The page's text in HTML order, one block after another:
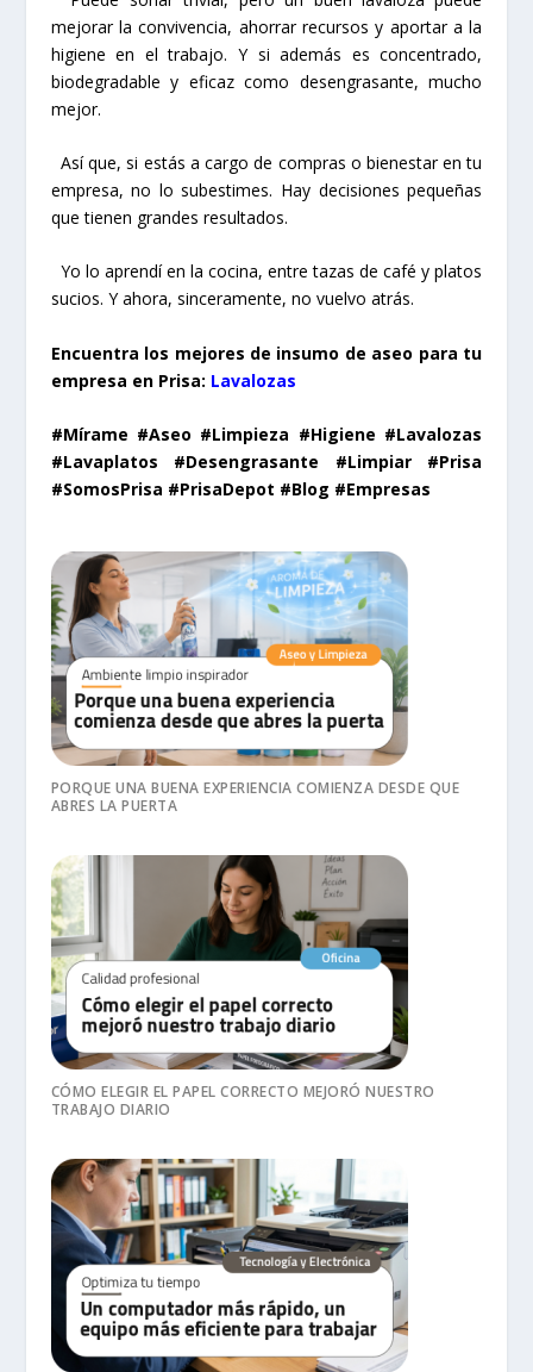
mejorar la convivencia, ahorrar recursos y aportar a la
higiene en el trabajo. Y si además es concentrado,
biodegradable y eficaz como desengrasante, mucho
mejor.
Así que, si estás a cargo de compras o bienestar en tu
empresa, no lo subestimes. Hay decisiones pequeñas
que tienen grandes resultados.
Yo lo aprendí en la cocina, entre tazas de café y platos
sucios. Y ahora, sinceramente, no vuelvo atrás.
Encuentra los mejores de insumo de aseo para tu
empresa en Prisa: Lavalozas
#Mírame #Aseo #Limpieza #Higiene #Lavalozas
#Lavaplatos #Desengrasante #Limpiar #Prisa
#SomosPrisa #PrisaDepot #Blog #Empresas
PORQUE UNA BUENA EXPERIENCIA COMIENZA DESDE QUE
ABRES LA PUERTA
CÓMO ELEGIR EL PAPEL CORRECTO MEJORÓ NUESTRO
TRABAJO DIARIO